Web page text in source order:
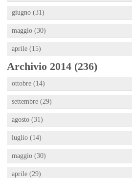
giugno (31)
maggio (30)
aprile (15)
Archivio 2014 (236)
ottobre (14)
settembre (29)
agosto (31)
luglio (14)
maggio (30)
aprile (29)